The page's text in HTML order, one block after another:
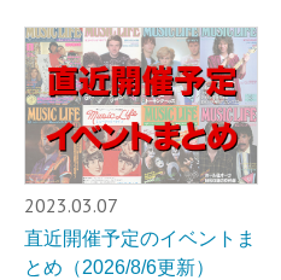
2023.03.07
直近開催予定のイベントま
とめ（2026/8/6更新）